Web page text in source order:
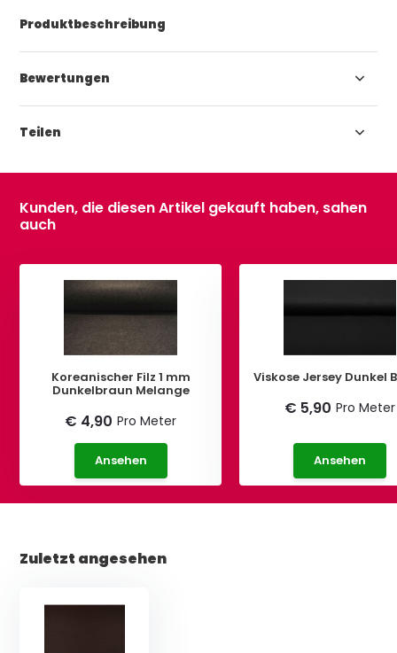
Produktbeschreibung
Bewertungen
Teilen
Kunden, die diesen Artikel gekauft haben, sahen
auch
Koreanischer Filz 1 mm
Dunkelbraun Melange
€ 4,90 Pro Meter
Ansehen
Viskose Jersey Dunkel
€ 5,90 Pro Meter
Ansehen
Zuletzt angesehen